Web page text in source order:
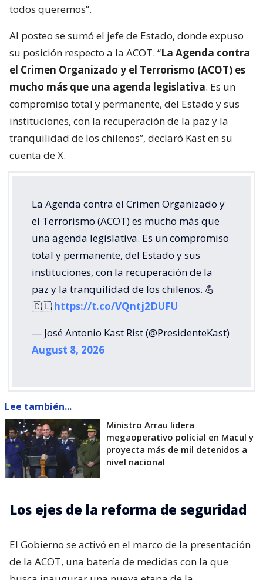
todos queremos”.
Al posteo se sumó el jefe de Estado, donde expuso
su posición respecto a la ACOT. “La Agenda contra
el Crimen Organizado y el Terrorismo (ACOT) es
mucho más que una agenda legislativa. Es un
compromiso total y permanente, del Estado y sus
instituciones, con la recuperación de la paz y la
tranquilidad de los chilenos”, declaró Kast en su
cuenta de X.
La Agenda contra el Crimen Organizado y
el Terrorismo (ACOT) es mucho más que
una agenda legislativa. Es un compromiso
total y permanente, del Estado y sus
instituciones, con la recuperación de la
paz y la tranquilidad de los chilenos. 💪
🇨🇱 https://t.co/VQntj2DUFU
— José Antonio Kast Rist (@PresidenteKast)
August 8, 2026
Lee también...
Ministro Arrau lidera
megaoperativo policial en Macul y
proyecta más de mil detenidos a
nivel nacional
Los ejes de la reforma de seguridad
El Gobierno se activó en el marco de la presentación
de la ACOT, una batería de medidas con la que